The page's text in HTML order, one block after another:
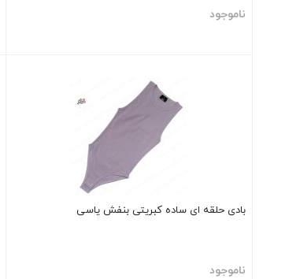
ناموجود
بادی حلقه ای ساده کبریتی بنفش یاسی
ناموجود